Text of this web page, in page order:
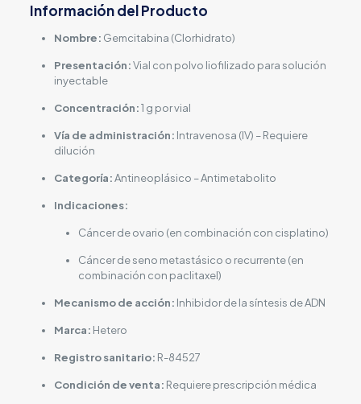
Información del Producto
Nombre: Gemcitabina (Clorhidrato)
Presentación:Vial con polvo liofilizado para solución
inyectable
Concentración:1 g por vial
Vía de administración: Intravenosa (IV) – Requiere
dilución
Categoría:Antineoplásico – Antimetabolito
Indicaciones:
Cáncer de ovario (en combinación con cisplatino)
Cáncer de seno metastásico o recurrente (en
combinación con paclitaxel)
Mecanismo de acción: Inhibidor de la síntesis de ADN
Marca: Hetero
Registro sanitario: R-84527
Condición de venta: Requiere prescripción médica